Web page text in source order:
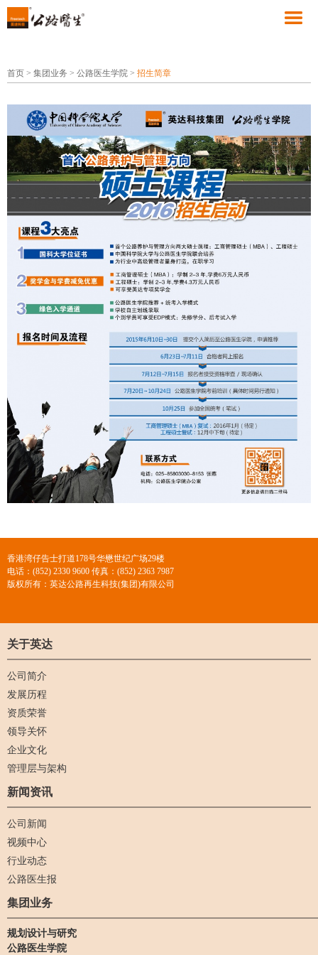
首页 > 集团业务 > 公路医生学院 > 招生简章
香港湾仔告士打道178号华懋世纪广场29楼
电话：(852) 2330 9600 传真：(852) 2363 7987
版权所有：英达公路再生科技(集团)有限公司
关于英达
公司简介
发展历程
资质荣誉
领导关怀
企业文化
管理层与架构
新闻资讯
公司新闻
视频中心
行业动态
公路医生报
集团业务
规划设计与研究
公路医生学院